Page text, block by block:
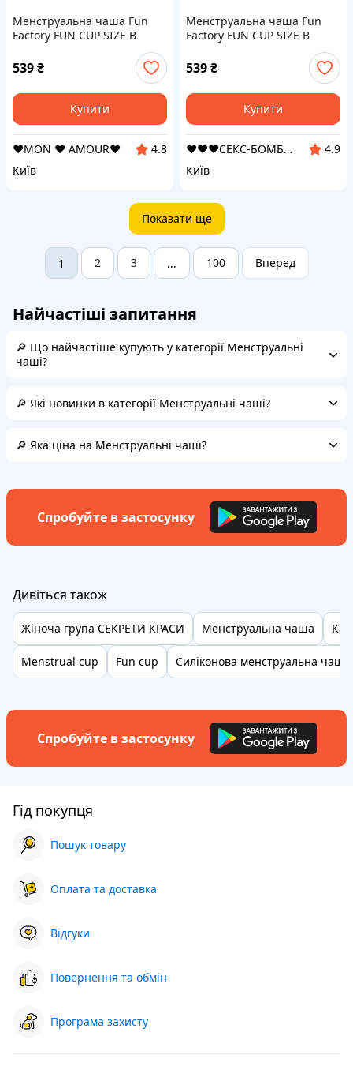
Менструальна чаша Fun
Factory FUN CUP SIZE B
539₴
Купити
❤️MON ❤️ AMOUR❤️
4.8
Київ
Менструальна чаша Fun
Factory FUN CUP SIZE B
539₴
Купити
❤️❤️❤️СЕКС-БОМБА❤️❤️❤️
4.9
Київ
Показати ще
1 2 3 ... 100 Вперед
Найчастіші запитання
🔎 Що найчастіше купують у категорії Менструальні
чаші?
🔎 Які новинки в категорії Менструальні чаші?
🔎 Яка ціна на Менструальні чаші?
Спробуйте в застосунку
Дивіться також
Жіноча група СЕКРЕТИ КРАСИ Менструальна чаша
Menstrual cup Fun cup Силіконова менструальна чаша
Спробуйте в застосунку
Гід покупця
Пошук товару
Оплата та доставка
Відгуки
Повернення та обмін
Програма захисту